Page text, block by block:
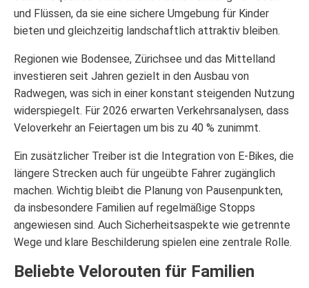
und Flüssen, da sie eine sichere Umgebung für Kinder
bieten und gleichzeitig landschaftlich attraktiv bleiben.
Regionen wie Bodensee, Zürichsee und das Mittelland
investieren seit Jahren gezielt in den Ausbau von
Radwegen, was sich in einer konstant steigenden Nutzung
widerspiegelt. Für 2026 erwarten Verkehrsanalysen, dass
Veloverkehr an Feiertagen um bis zu 40 % zunimmt.
Ein zusätzlicher Treiber ist die Integration von E-Bikes, die
längere Strecken auch für ungeübte Fahrer zugänglich
machen. Wichtig bleibt die Planung von Pausenpunkten,
da insbesondere Familien auf regelmäßige Stopps
angewiesen sind. Auch Sicherheitsaspekte wie getrennte
Wege und klare Beschilderung spielen eine zentrale Rolle.
Beliebte Velorouten für Familien